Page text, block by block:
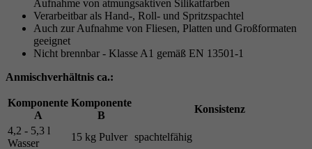
Aufnahme von atmungsaktiven Silikatfarben
Verarbeitbar als Hand-, Roll- und Spritzspachtel
Auch zur Aufnahme von Fliesen, Platten und Großformaten
geeignet
Nicht brennbar - Klasse A1 gemäß EN 13501-1
Anmischverhältnis ca.:
Komponente
A
Komponente
B
Konsistenz
4,2 - 5,3 l
Wasser
15 kg Pulver spachtelfähig